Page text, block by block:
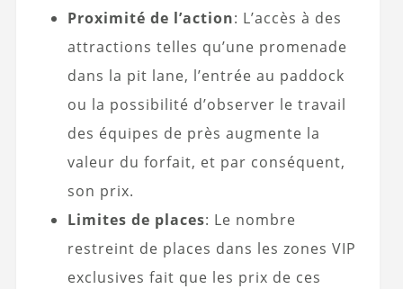
Proximité de l’action: L’accès à des
attractions telles qu’une promenade
dans la pit lane, l’entrée au paddock
ou la possibilité d’observer le travail
des équipes de près augmente la
valeur du forfait, et par conséquent,
son prix.
Limites de places: Le nombre
restreint de places dans les zones VIP
exclusives fait que les prix de ces